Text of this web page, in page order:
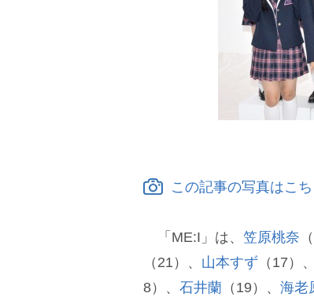
この記事の写真はこち
「ME:I」は、 笠原桃奈
（21）、 山本すず （17）、
8）、 石井蘭 （19）、 海老